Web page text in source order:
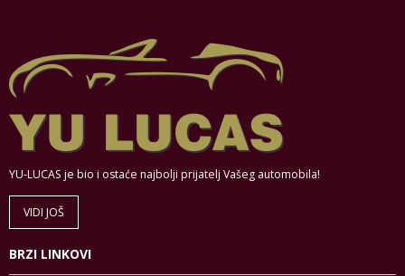
YU-LUCAS je bio i ostaće najbolji prijatelj Vašeg automobila!
VIDI JOŠ
BRZI LINKOVI